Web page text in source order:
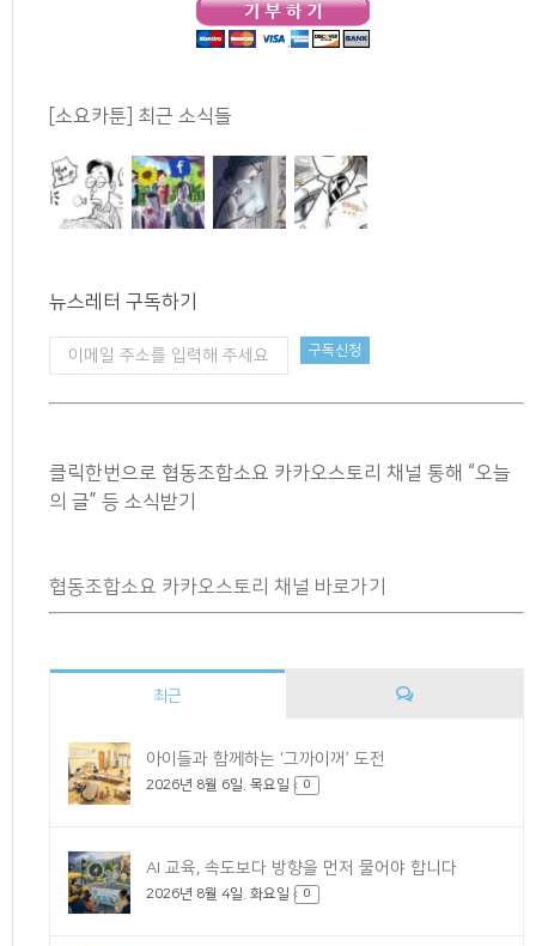
[소요카툰] 최근 소식들
뉴스레터 구독하기
클릭한번으로 협동조합소요 카카오스토리 채널 통해 “오늘
의 글” 등 소식받기
협동조합소요 카카오스토리 채널 바로가기
최근
아이들과 함께하는 ‘그까이꺼’ 도전
2026년 8월 6일. 목요일 0
AI 교육, 속도보다 방향을 먼저 물어야 합니다
2026년 8월 4일. 화요일 0